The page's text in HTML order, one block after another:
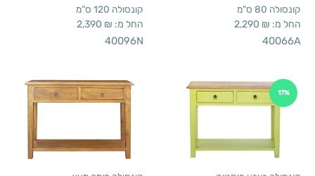
קונסולה 80 ס”מ
החל מ: 2,290 ₪
40066A
קונסולה 120 ס”מ
החל מ: 2,390 ₪
40096N
17%